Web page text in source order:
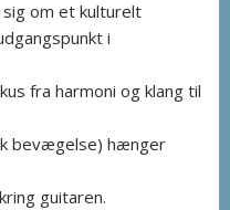
om et kulturelt
i
fra harmoni og klang til
bevægelse) hænger
guitaren.